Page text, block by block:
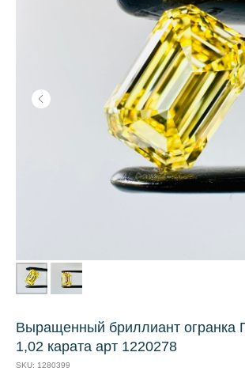
Выращенный бриллиант огранка
1,02 карата арт 1220278
SKU: 1280399